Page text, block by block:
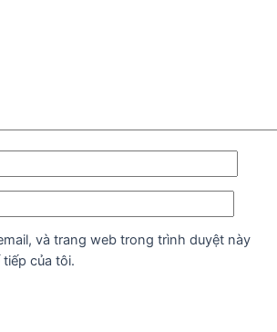
và trang web trong trình duyệt này
của tôi.